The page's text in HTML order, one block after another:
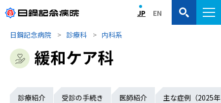
JP EN
日鋼記念病院 診療科 内科系
緩和ケア科
診療紹介 受診の手続き 医師紹介 主な症例（2025